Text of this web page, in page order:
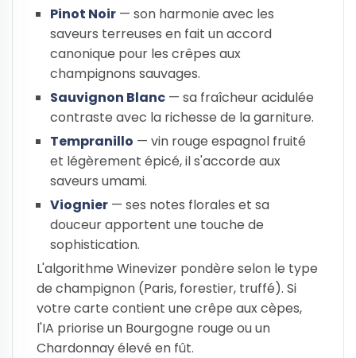
Pinot Noir — son harmonie avec les
saveurs terreuses en fait un accord
canonique pour les crêpes aux
champignons sauvages.
Sauvignon Blanc — sa fraîcheur acidulée
contraste avec la richesse de la garniture.
Tempranillo — vin rouge espagnol fruité
et légèrement épicé, il s'accorde aux
saveurs umami.
Viognier — ses notes florales et sa
douceur apportent une touche de
sophistication.
L'algorithme Winevizer pondère selon le type
de champignon (Paris, forestier, truffé). Si
votre carte contient une crêpe aux cèpes,
l'IA priorise un Bourgogne rouge ou un
Chardonnay élevé en fût.